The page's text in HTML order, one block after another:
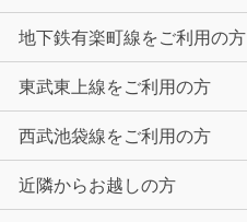
地下鉄有楽町線をご利用の方
東武東上線をご利用の方
西武池袋線をご利用の方
近隣からお越しの方